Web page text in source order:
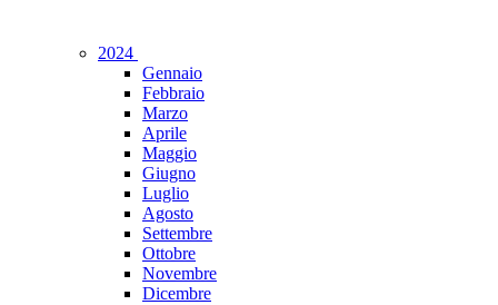
2024
Gennaio
Febbraio
Marzo
Aprile
Maggio
Giugno
Luglio
Agosto
Settembre
Ottobre
Novembre
Dicembre